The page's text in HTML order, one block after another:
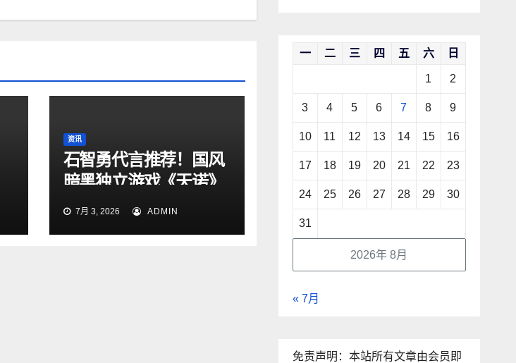
资讯
石智勇代言推荐！国风
暗黑独立游戏《天诺》
定档7月6日上线！
7月 3, 2026 ADMIN
2026年 8月
一 二 三 四 五 六 日
1 2
3 4 5 6 7 8 9
10 11 12 13 14 15 16
17 18 19 20 21 22 23
24 25 26 27 28 29 30
31
« 7月
免责声明：本站所有文章由会员即